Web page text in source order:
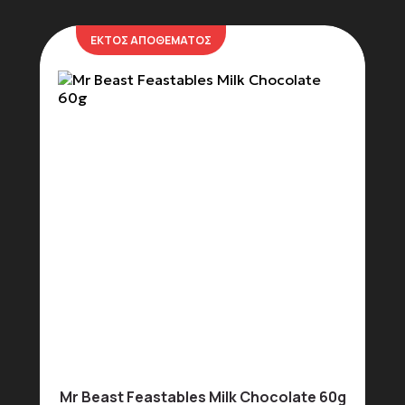
Spreads
Επικοινωνία
ΕΚΤΟΣ ΑΠΟΘΕΜΑΤΟΣ
Mr Beast Feastables Milk Chocolate 60g